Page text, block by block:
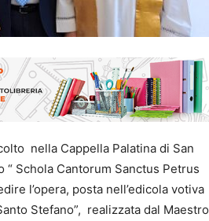
nella Cappella Palatina di San
Schola Cantorum Sanctus Petrus
l’opera, posta nell’edicola votiva
Stefano”, realizzata dal Maestro